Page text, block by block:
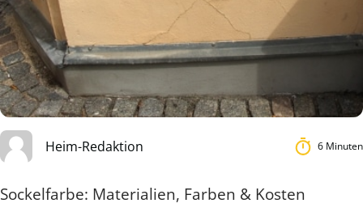
Heim-Redaktion 6 Minuten
Sockelfarbe: Materialien, Farben & Kosten